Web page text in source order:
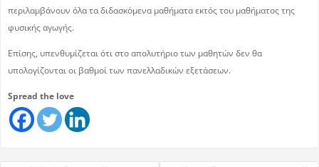
περιλαμβάνουν όλα τα διδασκόμενα μαθήματα εκτός του μαθήματος της
φυσικής αγωγής.
Επίσης, υπενθυμίζεται ότι στο απολυτήριο των μαθητών δεν θα
υπολογίζονται οι βαθμοί των πανελλαδικών εξετάσεων.
Spread the love